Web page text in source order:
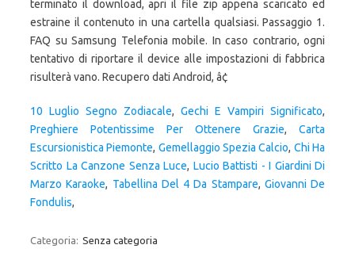
10 Luglio Segno Zodiacale, Gechi E Vampiri Significato,
Preghiere Potentissime Per Ottenere Grazie, Carta
Escursionistica Piemonte, Gemellaggio Spezia Calcio, Chi Ha
Scritto La Canzone Senza Luce, Lucio Battisti - I Giardini Di
Marzo Karaoke, Tabellina Del 4 Da Stampare, Giovanni De
Fondulis,
Categoria: Senza categoria